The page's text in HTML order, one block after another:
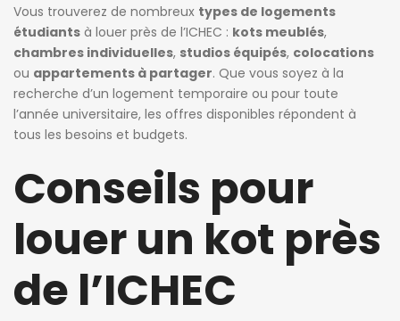
Vous trouverez de nombreux types de logements
étudiants à louer près de l’ICHEC : kots meublés,
chambres individuelles, studios équipés, colocations
ou appartements à partager. Que vous soyez à la
recherche d’un logement temporaire ou pour toute
l’année universitaire, les offres disponibles répondent à
tous les besoins et budgets.
Conseils pour
louer un kot près
de l’ICHEC